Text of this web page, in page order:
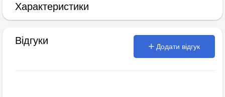
Характеристики
Відгуки
Додати відгук